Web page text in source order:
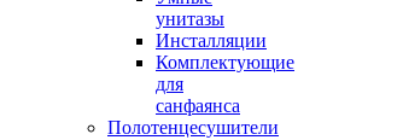
унитазы
Инсталляции
Комплектующие
для
санфаянса
Полотенцесушители